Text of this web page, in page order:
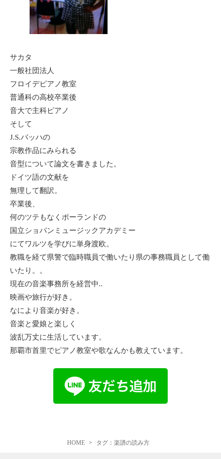
サカタ
一般社団法人
フロイデピアノ教室
普通科の高校卒業後
音大で主科ピアノ
そして
J.S.バッハの
宗教作品にみられる
音型について論文を書きました。
ドイツ語の文献を
無理して翻訳。
卒業後、
何のツテもなくポーランドの
国立ショパンミュージックアカデミー
にてワルツを学びに単身渡欧。
教職を経て県警で臨時職員で働いたり県の事務職員として働
いたり。。
現在の音楽事務所を経営中..
映画や旅行が好き。
なにより音楽が好き。
音楽と愛娘と楽しく
波乱万丈に生活しています。
那覇市首里でピアノ教室や歌なんかも教えています。
HOME タグ：楽譜の読み方